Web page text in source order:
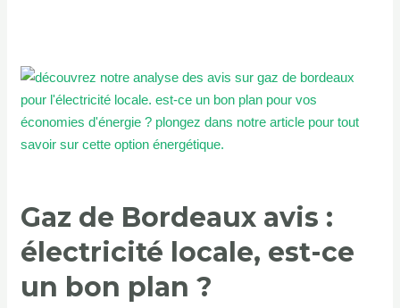
Gaz de Bordeaux avis :
électricité locale, est-ce
un bon plan ?
Gaz
de
Bordeaux
avis
locale,
ce
bon